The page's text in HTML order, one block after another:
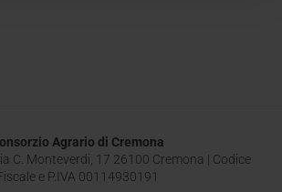
Agrario di Cremona
C. Monteverdi, 17 26100 Cremona | Codice
e P.IVA 00114930191